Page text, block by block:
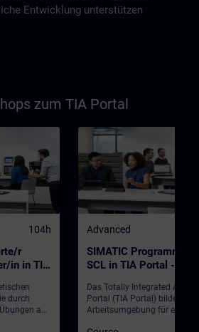
Entwicklung unterstützen
zum TIA Portal
104h
r
in in TIA
durch
an
Advanced
SIMATIC
SCL in TIA Portal -
(Präsenz-Training)
Das Totally Integrated
Portal (TIA Portal) bildet die
Arbeitsumgebung für ein